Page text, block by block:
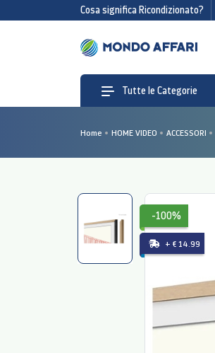
Cosa significa Ricondizionato?
Tutte le Categorie
Home HOME VIDEO ACCESSORI
-100%
+ € 14.99